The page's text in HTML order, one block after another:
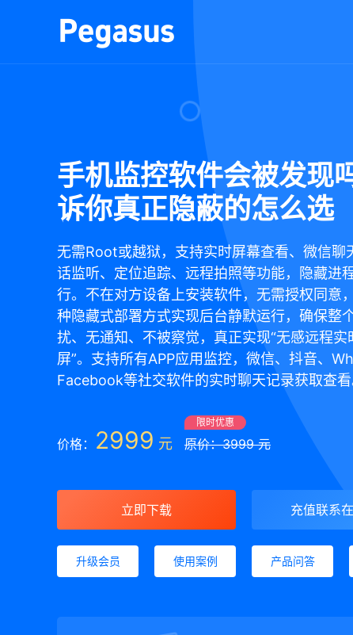
手机监控软件会被发现
诉你真正隐蔽的怎么选
无需Root或越狱，支持实时屏幕查看、微信聊
话监听、定位追踪、远程拍照等功能，隐藏进
行。不在对方设备上安装软件，无需授权同意
种隐藏式部署方式实现后台静默运行，确保整
扰、无通知、不被察觉，真正实现“无感远程实
屏”。支持所有APP应用监控，微信、抖音、
Facebook等社交软件的实时聊天记录获取查看
价格： 2999 元
限时优惠
原价：3999 元
立即下载 充值联系
升级会员 使用案例 产品问答